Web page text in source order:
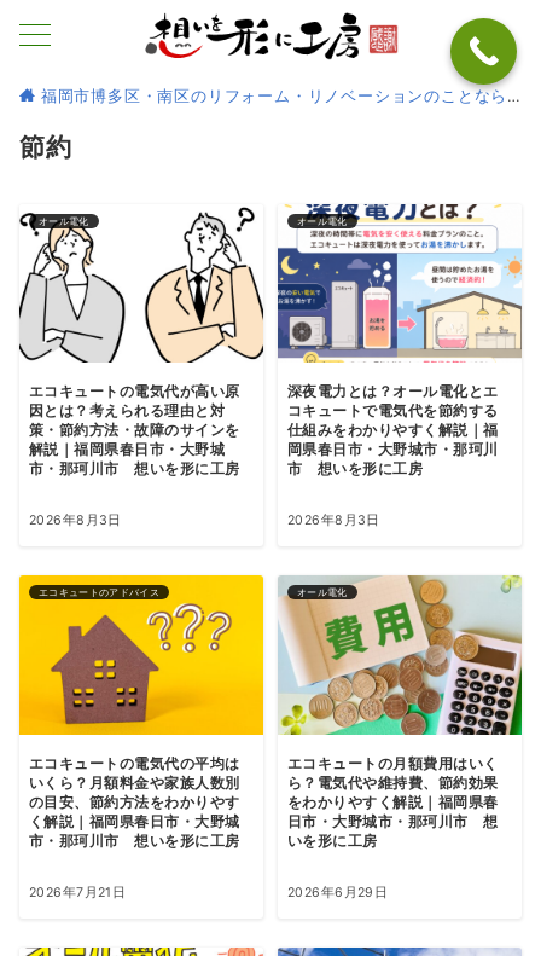
福岡市博多区・南区のリフォーム・リノベーションのことなら
節約
オール電化
エコキュートの電気代が高い原
因とは？考えられる理由と対
策・節約方法・故障のサインを
解説｜福岡県春日市・大野城
市・那珂川市 想いを形に工房
2026年8月3日
オール電化
深夜電力とは？オール電化とエ
コキュートで電気代を節約する
仕組みをわかりやすく解説｜福
岡県春日市・大野城市・那珂川
市 想いを形に工房
2026年8月3日
エコキュートのアドバイス
エコキュートの電気代の平均は
いくら？月額料金や家族人数別
の目安、節約方法をわかりやす
く解説｜福岡県春日市・大野城
市・那珂川市 想いを形に工房
2026年7月21日
オール電化
エコキュートの月額費用はいく
ら？電気代や維持費、節約効果
をわかりやすく解説｜福岡県春
日市・大野城市・那珂川市 想
いを形に工房
2026年6月29日